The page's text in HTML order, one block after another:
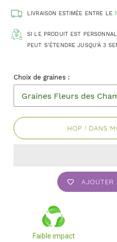
LIVRAISON ESTIMÉE ENTRE LE
SI LE PRODUIT EST
PEUT S'ÉTENDRE JUSQU'À 3
Choix de graines :
HOP ! DANS
AJOUTER
Faible impact